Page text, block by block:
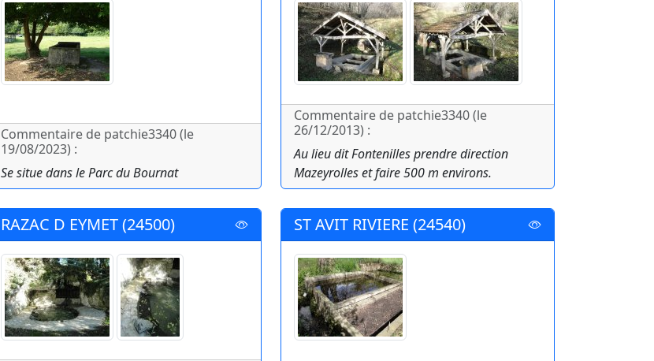
Commentaire de patchie3340 (le
19/08/2023) :
Se situe dans le Parc du Bournat
Commentaire de patchie3340 (le
26/12/2013) :
Au lieu dit Fontenilles prendre direction
Mazeyrolles et faire 500 m environs.
RAZAC D EYMET (24500) ST AVIT RIVIERE (24540)